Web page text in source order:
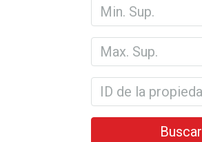
Buscar